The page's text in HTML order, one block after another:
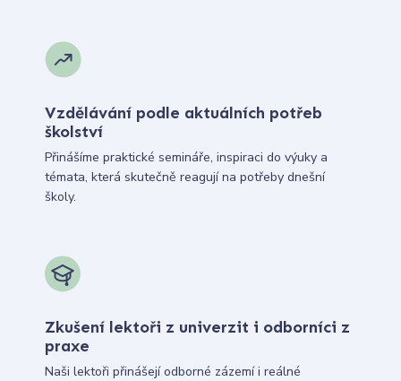
Vzdělávání podle aktuálních potřeb
školství
Přinášíme praktické semináře, inspiraci do výuky a
témata, která skutečně reagují na potřeby dnešní
školy.
Zkušení lektoři z univerzit i odborníci z
praxe
Naši lektoři přinášejí odborné zázemí i reálné